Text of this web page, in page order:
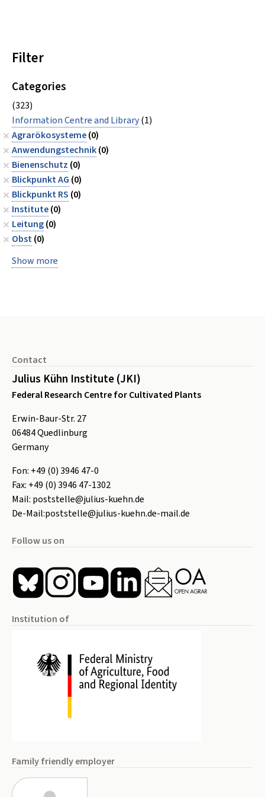
Filter
Categories
(323)
Information Centre and Library(1)
Agrarökosysteme(0)
Anwendungstechnik(0)
Bienenschutz (0)
Blickpunkt AG (0)
Blickpunkt RS (0)
Institute(0)
Leitung(0)
Obst(0)
Show more
Contact
Julius Kühn Institute (JKI)
Federal Research Centre for Cultivated Plants
Erwin-Baur-Str. 27
06484Quedlinburg
Germany
Fon: +49 (0) 3946 47-0
Fax: +49 (0) 3946 47-1302
Mail: poststelle@julius-kuehn.de
De-Mail:poststelle@julius-kuehn.de-mail.de
Follow us on
Institution of
Family friendly employer